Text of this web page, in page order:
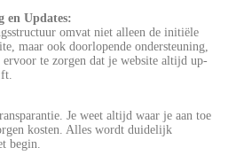
en Updates:
omvat niet alleen de initiële
maar ook doorlopende ondersteuning,
ervoor te zorgen dat je website altijd up-
Je weet altijd waar je aan toe
kosten. Alles wordt duidelijk
begin.